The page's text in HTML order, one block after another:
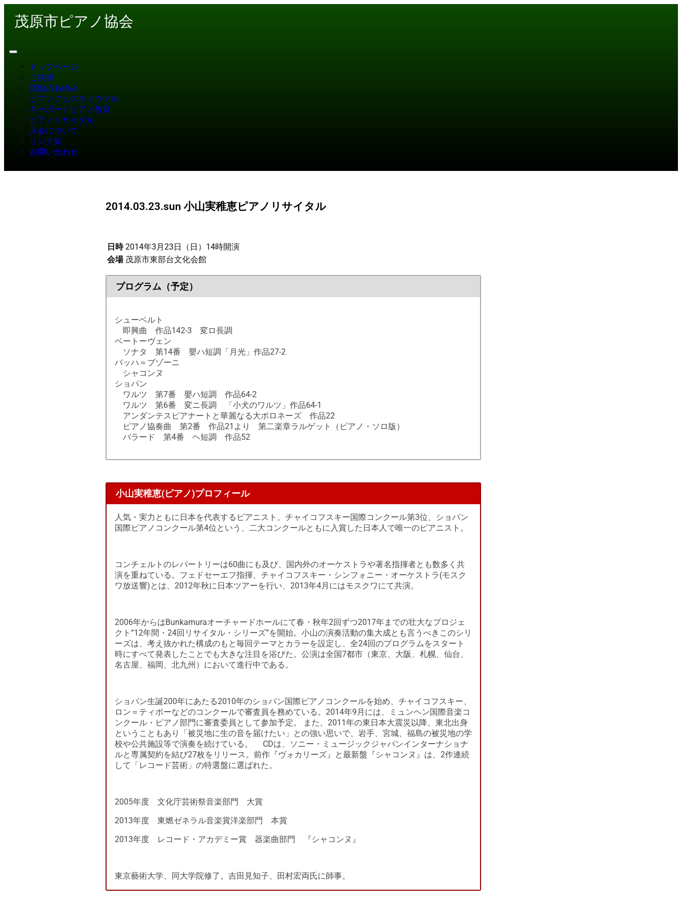
茂原市ピアノ協会
トップページ
ご挨拶
活動のあゆみ
ピアノフェスティヴァル
キーボードピアノ教室
ピアノリサイタル
入会について
リンク集
お問い合わせ
2014.03.23.sun 小山実稚恵ピアノリサイタル
日時 2014年3月23日（日）14時開演
会場 茂原市東部台文化会館
プログラム（予定）
シューベルト
即興曲 作品142-3 変ロ長調
ベートーヴェン
ソナタ 第14番 嬰ハ短調「月光」作品27-2
バッハ＝ブゾーニ
シャコンヌ
ショパン
ワルツ 第7番 嬰ハ短調 作品64-2
ワルツ 第6番 変ニ長調 「小犬のワルツ」作品64-1
アンダンテスピアナートと華麗なる大ポロネーズ 作品22
ピアノ協奏曲 第2番 作品21より 第二楽章ラルゲット（ピアノ・ソロ版）
バラード 第4番 ヘ短調 作品52
小山実稚恵(ピアノ)プロフィール
人気・実力ともに日本を代表するピアニスト。チャイコフスキー国際コンクール第3位、ショパン
国際ピアノコンクール第4位という、二大コンクールともに入賞した日本人で唯一のピアニスト。
コンチェルトのレパートリーは60曲にも及び、国内外のオーケストラや著名指揮者とも数多く共
演を重ねている。フェドセーエフ指揮、チャイコフスキー・シンフォニー・オーケストラ(モスク
ワ放送響)とは、2012年秋に日本ツアーを行い、2013年4月にはモスクワにて共演。
2006年からはBunkamuraオーチャードホールにて春・秋年2回ずつ2017年までの壮大なプロジェ
クト“12年間・24回リサイタル・シリーズ”を開始。小山の演奏活動の集大成とも言うべきこのシリ
ーズは、考え抜かれた構成のもと毎回テーマとカラーを設定し、全24回のプログラムをスタート
時にすべて発表したことでも大きな注目を浴びた。公演は全国7都市（東京、大阪、札幌、仙台、
名古屋、福岡、北九州）において進行中である。
ショパン生誕200年にあたる2010年のショパン国際ピアノコンクールを始め、チャイコフスキー、
ロン＝ティボーなどのコンクールで審査員を務めている。2014年9月には、ミュンヘン国際音楽コ
ンクール・ピアノ部門に審査委員として参加予定。 また、2011年の東日本大震災以降、東北出身
ということもあり「被災地に生の音を届けたい」との強い思いで、岩手、宮城、福島の被災地の学
校や公共施設等で演奏を続けている。 CDは、ソニー・ミュージックジャパンインターナショナ
ルと専属契約を結び27枚をリリース。前作『ヴォカリーズ』と最新盤『シャコンヌ』は、2作連続
して「レコード芸術」の特選盤に選ばれた。
2005年度 文化庁芸術祭音楽部門 大賞
2013年度 東燃ゼネラル音楽賞洋楽部門 本賞
2013年度 レコード・アカデミー賞 器楽曲部門 『シャコンヌ』
東京藝術大学、同大学院修了。吉田見知子、田村宏両氏に師事。